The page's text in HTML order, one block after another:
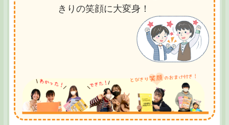
きりの笑顔に大変身！